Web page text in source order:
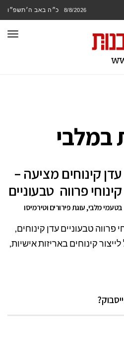
8/8/2026 כ״ה באב ה׳תשפ״ו
במלבי
עדן קינוחים מציעה –
קינוחי פרווה טבעוניים
בטעמי מלבי, עוגת פירורים וטירמיסו
פרווה טבעוניים עדן קינוחים,
קינוחים באריזות אישיות,​